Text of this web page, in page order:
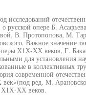
исследований
русской опере Б.
В. Протопопова, М.
Важное значение
Х1Х-ХХ веков, Г.
для установления
в коллективных
современной
ред. М.
Х1Х-ХХ веков.